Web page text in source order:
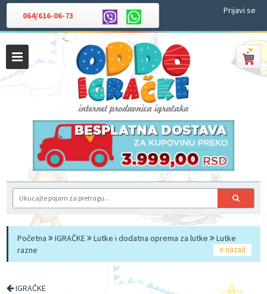
064/616-06-73 Prijavi se
Početna IGRAČKE Lutke i dodatna oprema za lutke
Lutke
razne
nazad
IGRAČKE